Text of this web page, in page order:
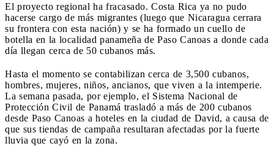
El proyecto regional ha fracasado. Costa Rica ya no pudo
hacerse cargo de más migrantes (luego que Nicaragua cerrara
su frontera con esta nación) y se ha formado un cuello de
botella en la localidad panameña de Paso Canoas a donde cada
día llegan cerca de 50 cubanos más.
Hasta el momento se contabilizan cerca de 3,500 cubanos,
hombres, mujeres, niños, ancianos, que viven a la intemperie.
La semana pasada, por ejemplo, el Sistema Nacional de
Protección Civil de Panamá trasladó a más de 200 cubanos
desde Paso Canoas a hoteles en la ciudad de David, a causa de
que sus tiendas de campaña resultaran afectadas por la fuerte
lluvia que cayó en la zona.